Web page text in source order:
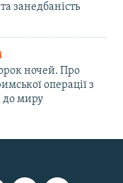
занедбаність
ночей. Про
операції з
до миру